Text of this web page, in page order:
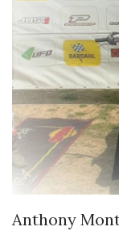
Anthony